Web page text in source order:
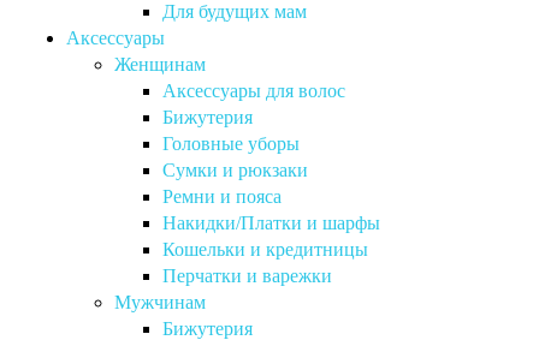
Для будущих мам
Аксессуары
Женщинам
Аксессуары для волос
Бижутерия
Головные уборы
Сумки и рюкзаки
Ремни и пояса
Накидки/Платки и шарфы
Кошельки и кредитницы
Перчатки и варежки
Мужчинам
Бижутерия